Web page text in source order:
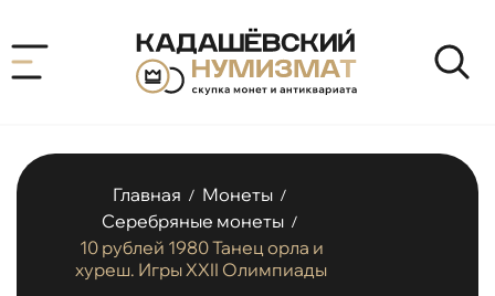
Главная / Монеты /
Серебряные монеты /
10 рублей 1980 Танец орла и
хуреш. Игры XXII Олимпиады